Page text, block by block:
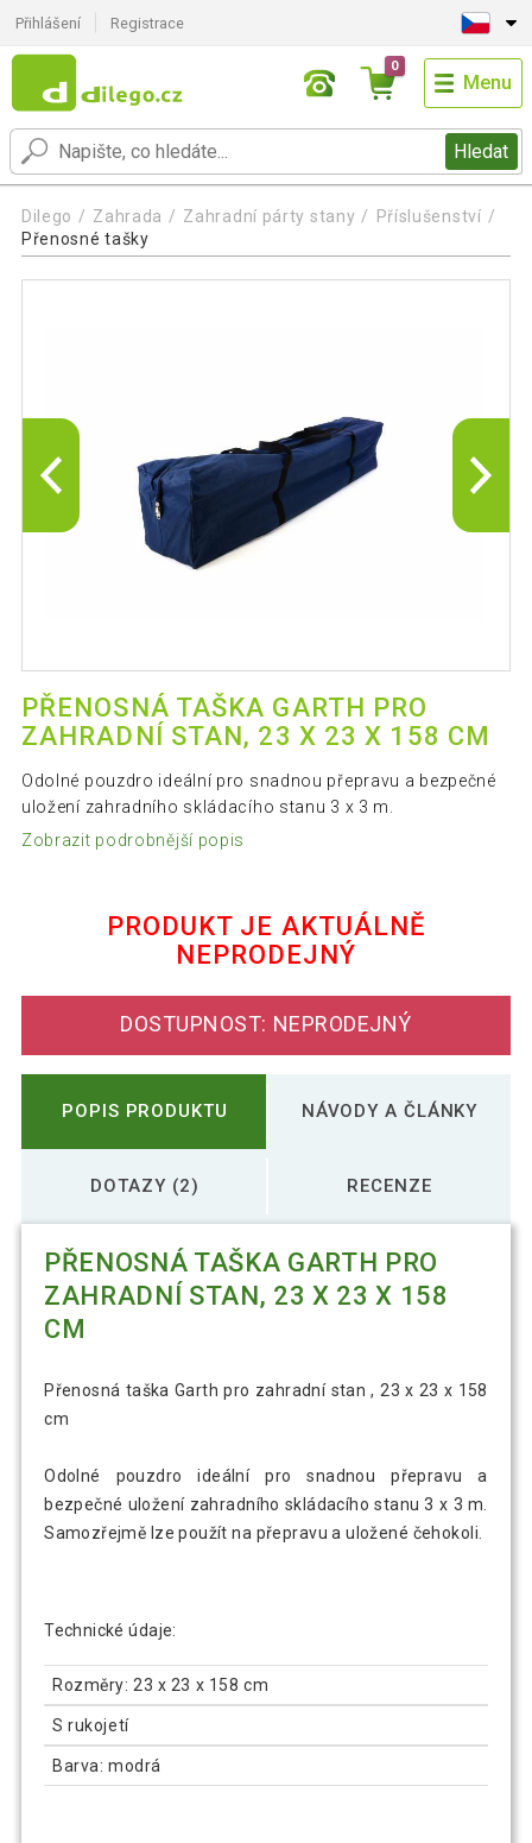
Přihlášení Registrace
Hledat
0
Menu
Dilego Zahrada Zahradní párty stany
Příslušenství
Přenosné tašky
PŘENOSNÁ TAŠKA GARTH PRO
ZAHRADNÍ STAN, 23 X 23 X 158 CM
Odolné pouzdro ideální pro snadnou přepravu a bezpečné
uložení zahradního skládacího stanu 3 x 3 m.
Zobrazit podrobnější popis
PRODUKT JE AKTUÁLNĚ
NEPRODEJNÝ
DOSTUPNOST: NEPRODEJNÝ
POPIS PRODUKTU NÁVODY A ČLÁNKY
DOTAZY (2) RECENZE
PŘENOSNÁ TAŠKA GARTH PRO
ZAHRADNÍ STAN, 23 X 23 X 158
CM
Přenosná taška Garth pro zahradní stan , 23 x 23 x 158
cm
Odolné pouzdro ideální pro snadnou přepravu a
bezpečné uložení zahradního skládacího stanu 3 x 3 m.
Samozřejmě lze použít na přepravu a uložené čehokoli.
Technické údaje:
Rozměry: 23 x 23 x 158 cm
S rukojetí
Barva: modrá